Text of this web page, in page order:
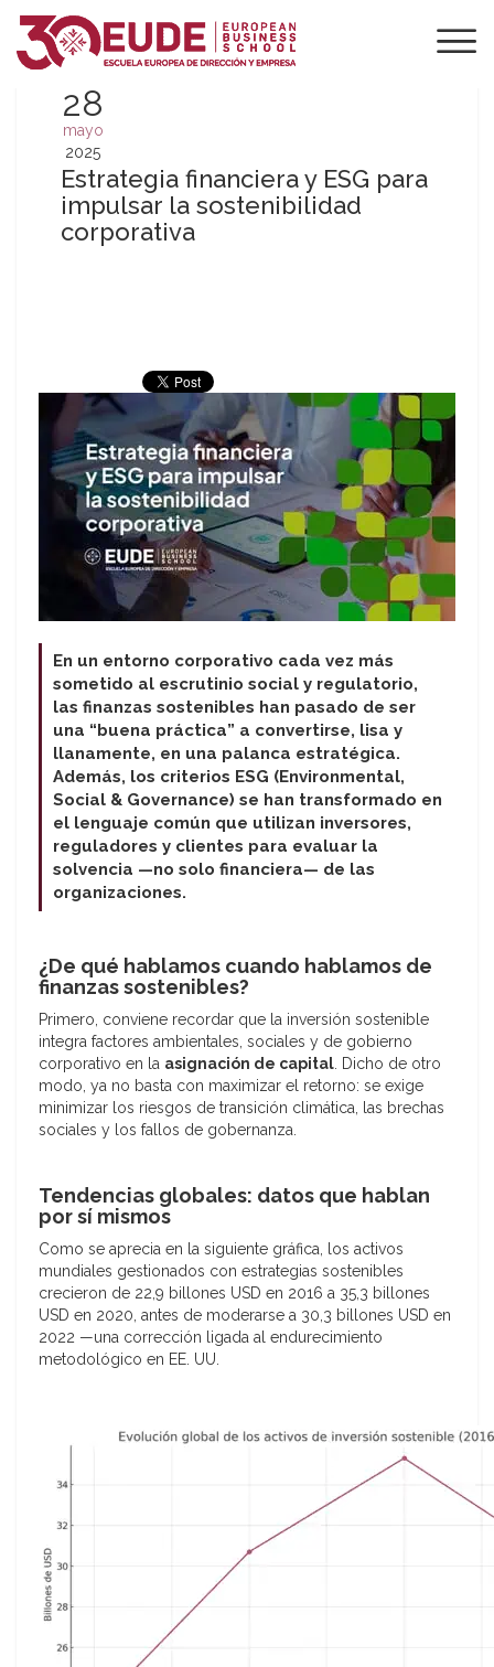
28
mayo
2025
Estrategia financiera y ESG para
impulsar la sostenibilidad
corporativa
En un entorno corporativo cada vez más
sometido al escrutinio social y regulatorio,
las finanzas sostenibles han pasado de ser
una “buena práctica” a convertirse, lisa y
llanamente, en una palanca estratégica.
Además, los criterios ESG (Environmental,
Social & Governance) se han transformado en
el lenguaje común que utilizan inversores,
reguladores y clientes para evaluar la
solvencia —no solo financiera— de las
organizaciones.
¿De qué hablamos cuando hablamos de
finanzas sostenibles?
Primero, conviene recordar que la inversión sostenible
integra factores ambientales, sociales y de gobierno
corporativo en la asignación de capital . Dicho de otro
modo, ya no basta con maximizar el retorno: se exige
minimizar los riesgos de transición climática, las brechas
sociales y los fallos de gobernanza.
Tendencias globales: datos que hablan
por sí mismos
Como se aprecia en la siguiente gráfica, los activos
mundiales gestionados con estrategias sostenibles
crecieron de 22,9 billones USD en 2016 a 35,3 billones
USD en 2020, antes de moderarse a 30,3 billones USD en
2022 —una corrección ligada al endurecimiento
metodológico en EE. UU.